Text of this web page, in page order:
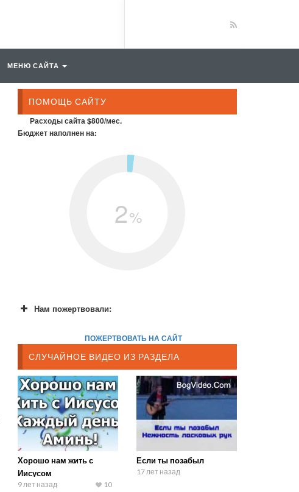
МЕНЮ САЙТА
ПОМОЩЬ САЙТУ
Расходы сайта $800/мес.
Бюджет наполнен на:
2%
Нам пожертвовали:
ПОЖЕРТВОВАТЬ НА САЙТ
СЛУЧАЙНОЕ ВИДЕО ИЗ РАЗДЕЛА
Хорошо нам жить с
Иисусом
9 лет назад 10
Если ты позабыл
17 лет назад